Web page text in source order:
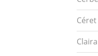
Céret
Claira